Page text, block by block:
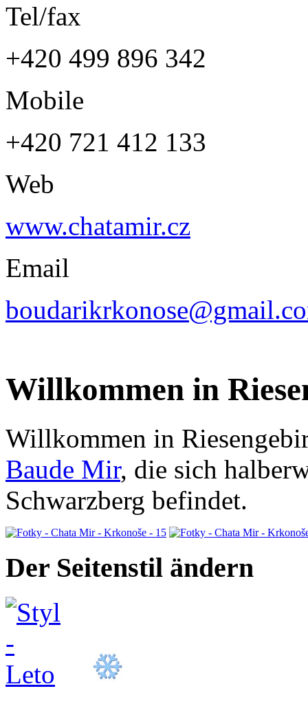
Tel/fax
+420 499 896 342
Mobile
+420 721 412 133
Web
www.chatamir.cz
Email
Willkommen in
Willkommen in
Baude Mir, die sich
Schwarzberg befindet.
Der Seitenstil ändern